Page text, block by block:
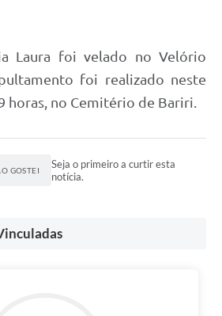
Laura foi velado no Velório
foi realizado neste
horas, no Cemitério de Bariri.
GOSTEI
Seja o primeiro a curtir esta
notícia.